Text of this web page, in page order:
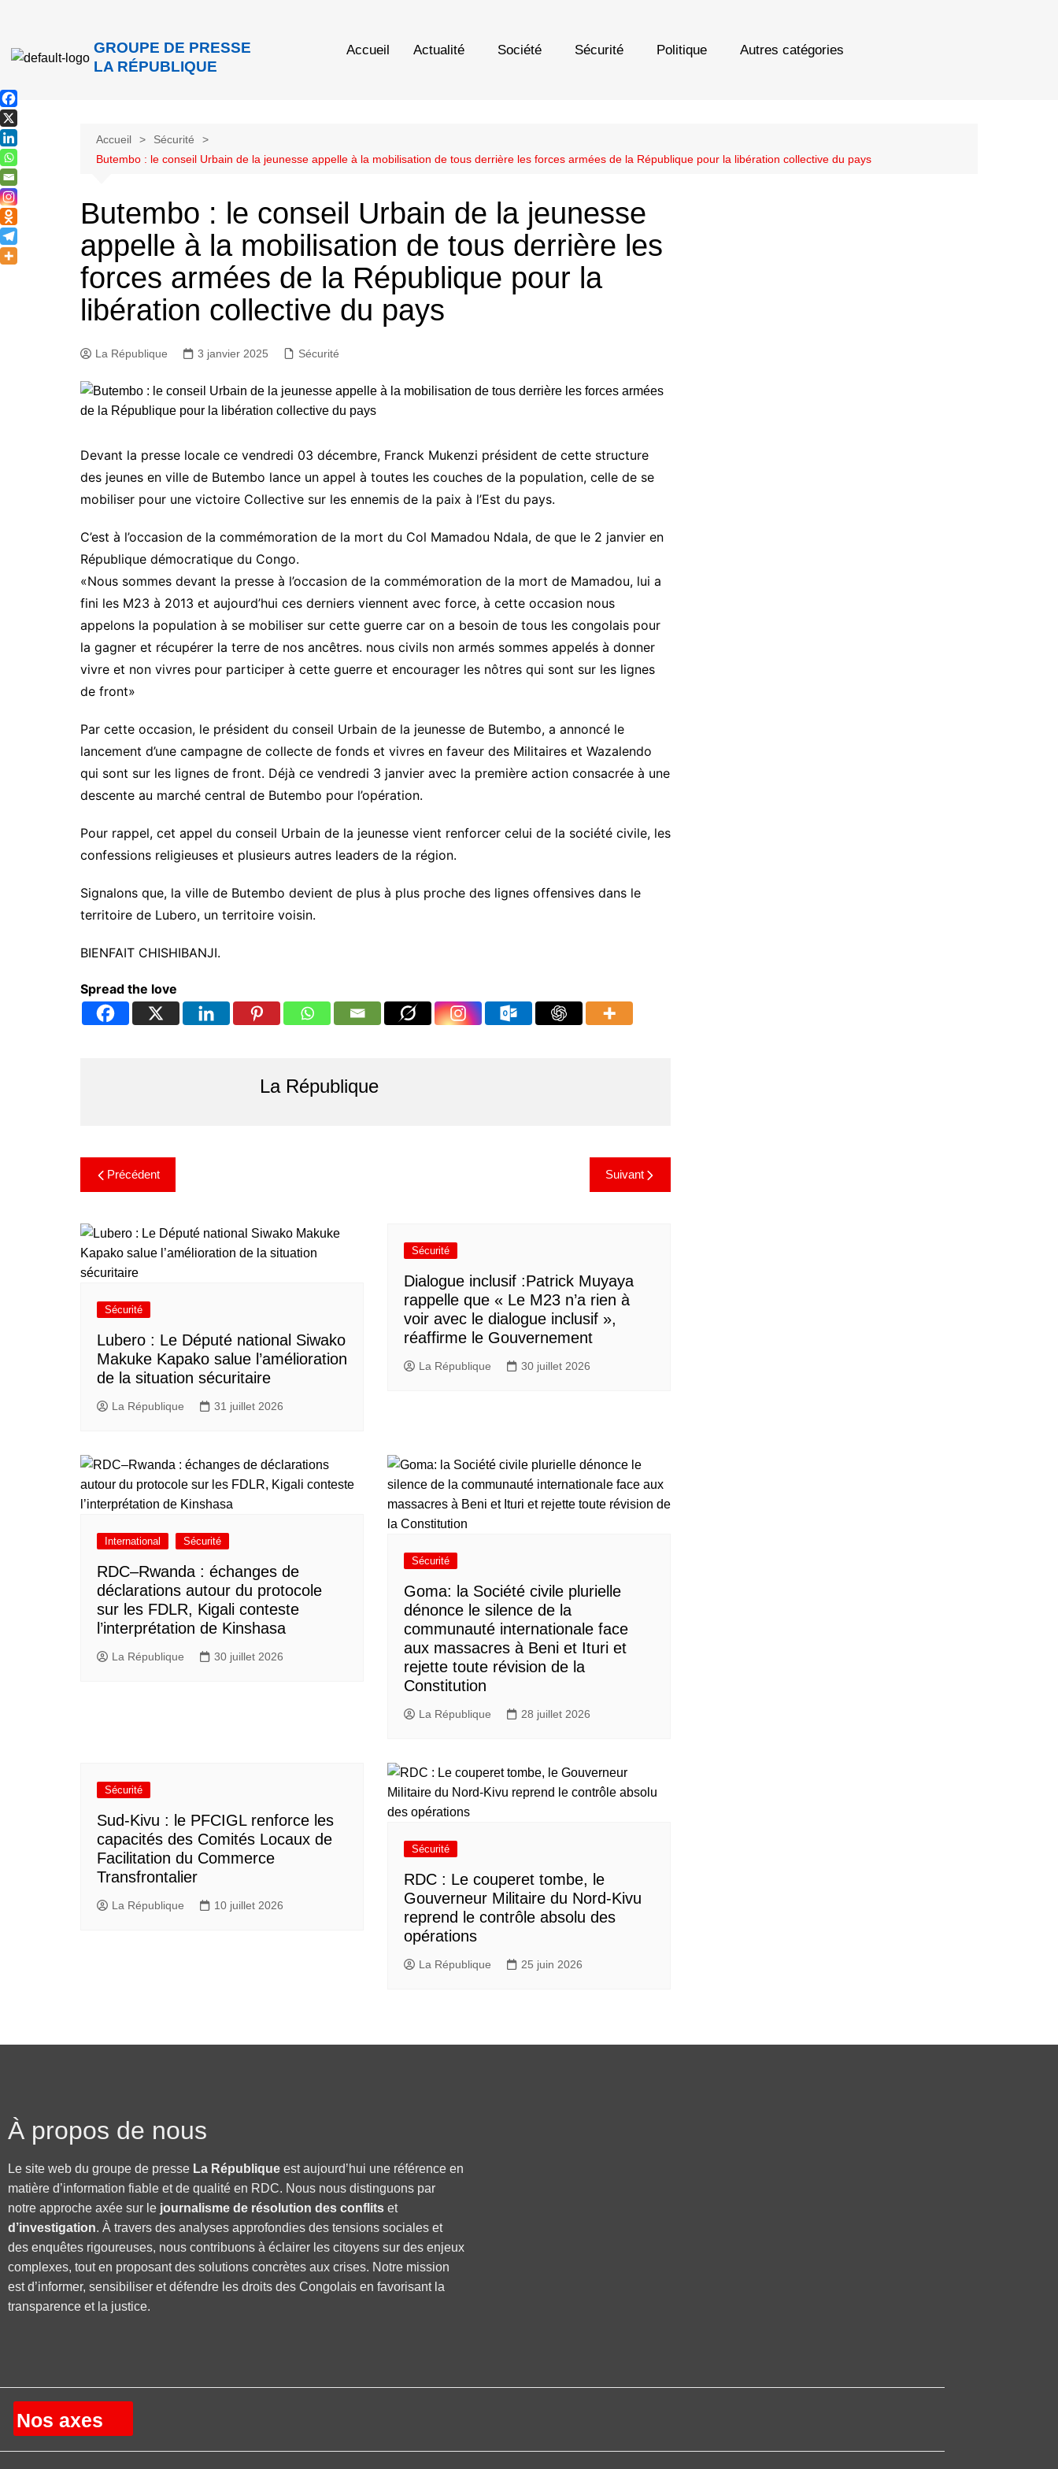
GROUPE DE PRESSE
LA RÉPUBLIQUE
Accueil Actualité Société Sécurité Politique Autres catégories
Accueil
Sécurité
Butembo : le conseil Urbain de la jeunesse appelle à la mobilisation de tous derrière les forces armées de la République pour la libération collective du pays
Butembo : le conseil Urbain de la jeunesse
appelle à la mobilisation de tous derrière les
forces armées de la République pour la
libération collective du pays
La République 3 janvier 2025 Sécurité
Devant la presse locale ce vendredi 03 décembre, Franck Mukenzi président de cette structure
des jeunes en ville de Butembo lance un appel à toutes les couches de la population, celle de se
mobiliser pour une victoire Collective sur les ennemis de la paix à l’Est du pays.
C’est à l’occasion de la commémoration de la mort du Col Mamadou Ndala, de que le 2 janvier en
République démocratique du Congo.
«Nous sommes devant la presse à l’occasion de la commémoration de la mort de Mamadou, lui a
fini les M23 à 2013 et aujourd’hui ces derniers viennent avec force, à cette occasion nous
appelons la population à se mobiliser sur cette guerre car on a besoin de tous les congolais pour
la gagner et récupérer la terre de nos ancêtres. nous civils non armés sommes appelés à donner
vivre et non vivres pour participer à cette guerre et encourager les nôtres qui sont sur les lignes
de front»
Par cette occasion, le président du conseil Urbain de la jeunesse de Butembo, a annoncé le
lancement d’une campagne de collecte de fonds et vivres en faveur des Militaires et Wazalendo
qui sont sur les lignes de front. Déjà ce vendredi 3 janvier avec la première action consacrée à une
descente au marché central de Butembo pour l’opération.
Pour rappel, cet appel du conseil Urbain de la jeunesse vient renforcer celui de la société civile, les
confessions religieuses et plusieurs autres leaders de la région.
Signalons que, la ville de Butembo devient de plus à plus proche des lignes offensives dans le
territoire de Lubero, un territoire voisin.
BIENFAIT CHISHIBANJI.
Spread the love
La République
Précédent Suivant
Sécurité
Lubero : Le Député national Siwako
Makuke Kapako salue l’amélioration
de la situation sécuritaire
La République 31 juillet 2026
Sécurité
Dialogue inclusif :Patrick Muyaya
rappelle que « Le M23 n’a rien à
voir avec le dialogue inclusif »,
réaffirme le Gouvernement
La République 30 juillet 2026
International Sécurité
RDC–Rwanda : échanges de
déclarations autour du protocole
sur les FDLR, Kigali conteste
l’interprétation de Kinshasa
La République 30 juillet 2026
Sécurité
Goma: la Société civile plurielle
dénonce le silence de la
communauté internationale face
aux massacres à Beni et Ituri et
rejette toute révision de la
Constitution
La République 28 juillet 2026
Sécurité
Sud-Kivu : le PFCIGL renforce les
capacités des Comités Locaux de
Facilitation du Commerce
Transfrontalier
La République 10 juillet 2026
Sécurité
RDC : Le couperet tombe, le
Gouverneur Militaire du Nord-Kivu
reprend le contrôle absolu des
opérations
La République 25 juin 2026
À propos de nous
Le site web du groupe de presse La République est aujourd’hui une référence en
matière d’information fiable et de qualité en RDC. Nous nous distinguons par
notre approche axée sur le journalisme de résolution des conflits et
d’investigation. À travers des analyses approfondies des tensions sociales et
des enquêtes rigoureuses, nous contribuons à éclairer les citoyens sur des enjeux
complexes, tout en proposant des solutions concrètes aux crises. Notre mission
est d’informer, sensibiliser et défendre les droits des Congolais en favorisant la
transparence et la justice.
Nos axes